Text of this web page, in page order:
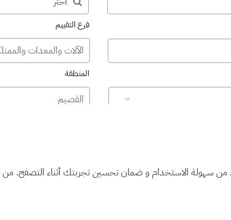
فرع التقييم
الآلات والمعدات
المنطقة
القصيم
من سهولة الاستخدام و ضمان تحسين تجربتك أثناء التصفح. من